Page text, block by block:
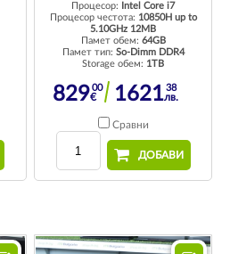
Процесор:
Intel Core i7
Процесор честота: 10850H up to
5.10GHz 12MB
Памет обем: 64GB
Памет тип: So-Dimm DDR4
Storage обем: 1TB
82900
€ 162138
лв.
Сравни
ДОБАВИ